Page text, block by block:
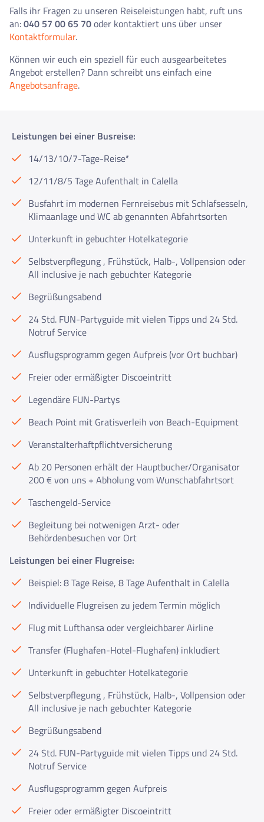
Falls ihr Fragen zu unseren Reiseleistungen habt, ruft uns
an:040 57 00 65 70oder kontaktiert uns über unser
Kontaktformular.
Können wir euch ein speziell für euch ausgearbeitetes
Angebot erstellen? Dann schreibt uns einfach eine
Angebotsanfrage.
Leistungen bei einer Busreise:
14/13/10/7-Tage-Reise*
12/11/8/5 Tage Aufenthalt in Calella
Busfahrt im modernen Fernreisebus mit Schlafsesseln,
Klimaanlage und WC ab genannten Abfahrtsorten
Unterkunft in gebuchter Hotelkategorie
Selbstverpflegung , Frühstück, Halb-, Vollpension oder
All inclusive je nach gebuchter Kategorie
Begrüßungsabend
24 Std. FUN-Partyguide mit vielen Tipps und 24 Std.
Notruf Service
Ausflugsprogramm gegen Aufpreis (vor Ort buchbar)
Freier oder ermäßigter Discoeintritt
Legendäre FUN-Partys
Beach Point mit Gratisverleih von Beach-Equipment
Veranstalterhaftpflichtversicherung
Ab 20 Personen erhält der Hauptbucher/Organisator
200 € von uns + Abholung vom Wunschabfahrtsort
Taschengeld-Service
Begleitung bei notwenigen Arzt- oder
Behördenbesuchen vor Ort
Leistungen bei einer Flugreise:
Beispiel: 8 Tage Reise, 8 Tage Aufenthalt in Calella
Individuelle Flugreisen zu jedem Termin möglich
Flug mit Lufthansa oder vergleichbarer Airline
Transfer (Flughafen-Hotel-Flughafen) inkludiert
Unterkunft in gebuchter Hotelkategorie
Selbstverpflegung , Frühstück, Halb-, Vollpension oder
All inclusive je nach gebuchter Kategorie
Begrüßungsabend
24 Std. FUN-Partyguide mit vielen Tipps und 24 Std.
Notruf Service
Ausflugsprogramm gegen Aufpreis
Freier oder ermäßigter Discoeintritt